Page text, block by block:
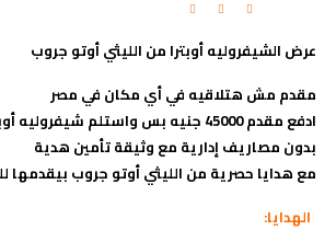
عرض الشيفروليه أوبترا من الليثي أوتو جروب
مقدم مش هتلاقيه في أي مكان في مصر
ادفع مقدم 45000 جنيه بس واستلم شيفروليه أوبترا هاي لاين
بدون مصاريف إدارية مع وثيقة تأمين هدية
مع هدايا حصرية من الليثي أوتو جروب بيقدمها
الهدايا: